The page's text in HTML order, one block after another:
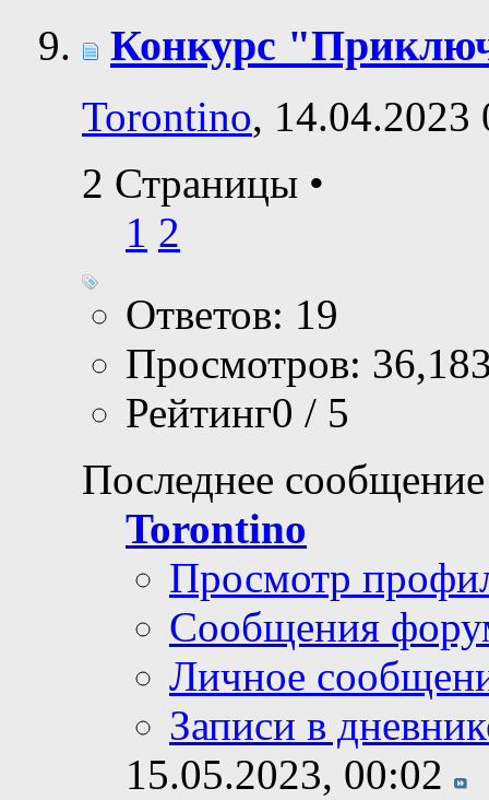
Конкурс
Torontino, 14.04.2023
2 Страницы •
1 2
Ответов: 19
Просмотров:
Рейтинг0 / 5
Последнее
Torontino
Просмотр
Сообщения
Личное
Записи в
15.05.2023, 00:02